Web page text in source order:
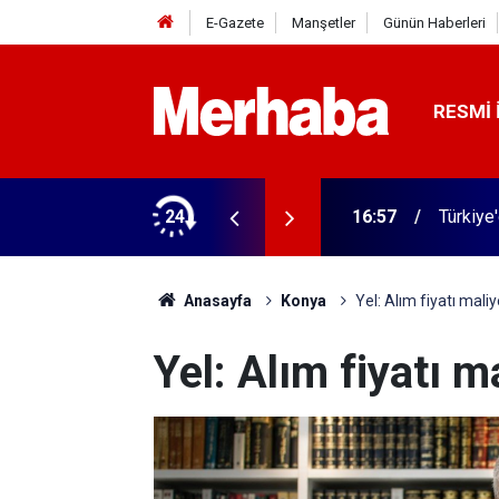
E-Gazete Manşetler Günün Haberleri
RESMI
24 16:57
Anasayfa Konya Yel: Alım fiyatı
Yel: Alım fiyatı